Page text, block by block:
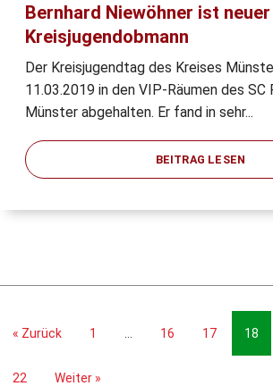
Bernhard Niewöhner ist neuer
Kreisjugendobmann
Der Kreisjugendtag des Kreises
11.03.2019 in den VIP-Räumen des SC
Münster abgehalten. Er fand in sehr...
BEITRAG LESEN
« Zurück 1 16 17 18
22 Weiter »